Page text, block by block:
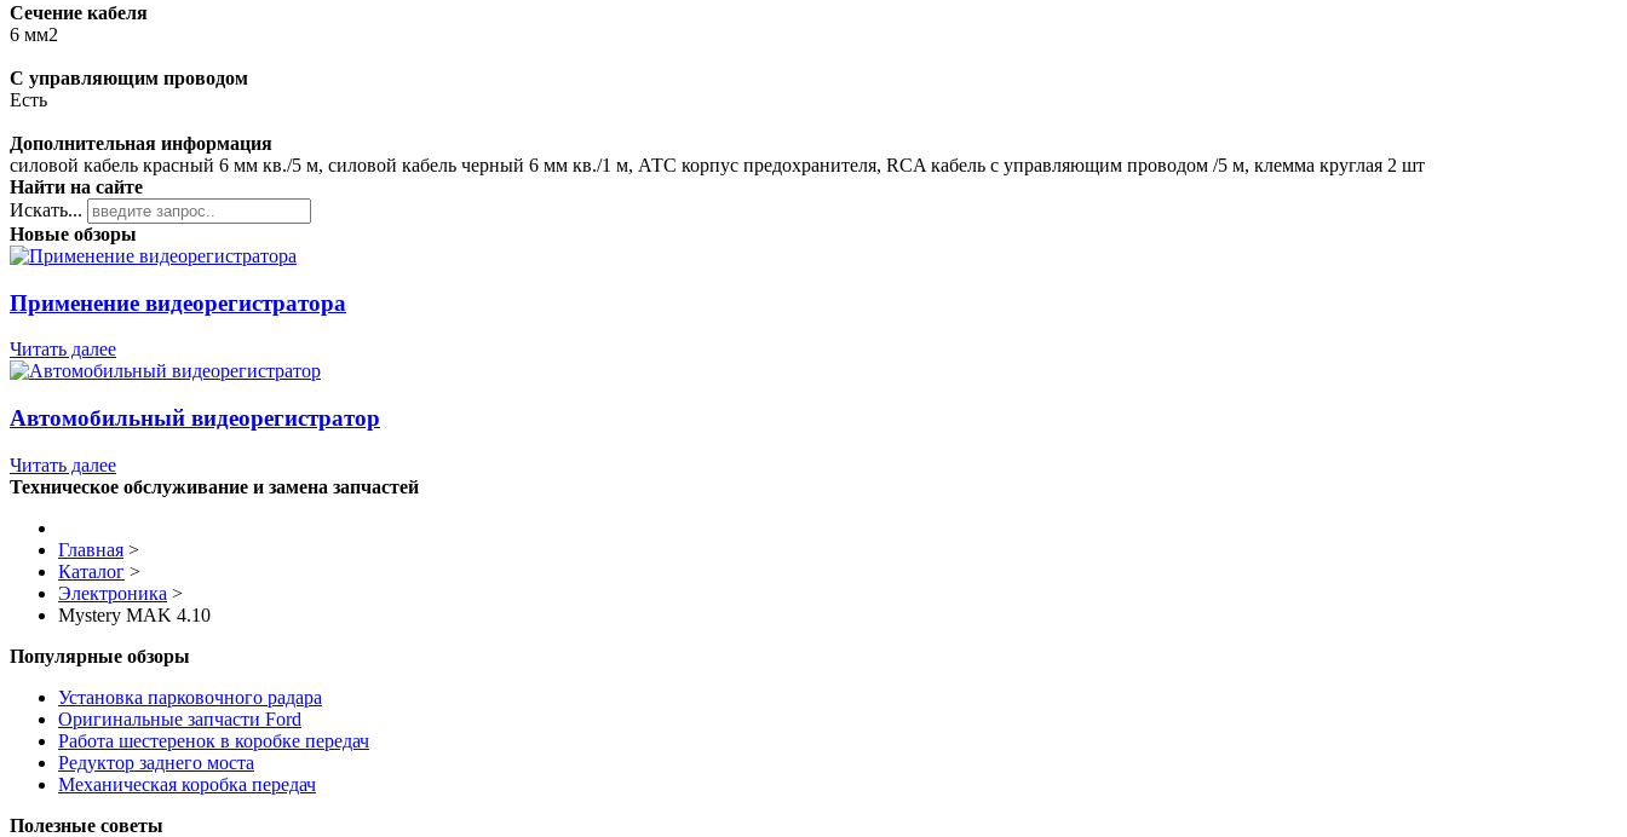
Сечение кабеля
6 мм2
С управляющим проводом
Есть
Дополнительная информация
cиловой кабель красный 6 мм кв./5 м, силовой кабель черный 6 мм кв./1 м, АТС корпус предохранителя, RCA кабель с управляющим проводом /5 м, клемма круглая 2 шт
Найти на сайте
Искать...
Новые обзоры
Применение видеорегистратора
Читать далее
Автомобильный видеорегистратор
Читать далее
Техническое обслуживание и замена запчастей
Главная >
Каталог >
Электроника >
Mystery MAK 4.10
Популярные обзоры
Установка парковочного радара
Оригинальные запчасти Ford
Работа шестеренок в коробке передач
Редуктор заднего моста
Механическая коробка передач
Полезные советы